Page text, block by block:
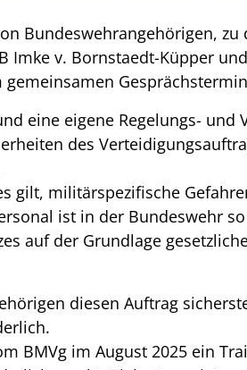
Bundeswehrangehörigen,
Imke v. Bornstaedt-Küpper
eine eigene Regelungs-
des
gilt, militärspezifische
ist in der Bundeswehr
auf der Grundlage
diesen Auftrag
BMVg im August 2025 ein